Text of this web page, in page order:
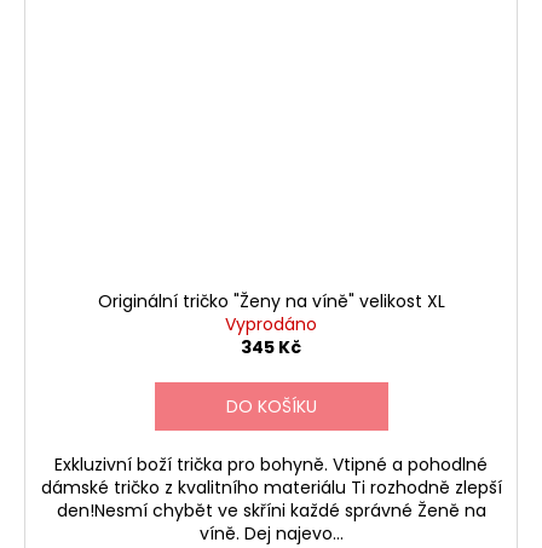
Originální tričko "Ženy na víně" velikost XL
Vyprodáno
345 Kč
DO KOŠÍKU
Exkluzivní boží trička pro bohyně. Vtipné a pohodlné
dámské tričko z kvalitního materiálu Ti rozhodně zlepší
den!Nesmí chybět ve skříni každé správné Ženě na
víně. Dej najevo...